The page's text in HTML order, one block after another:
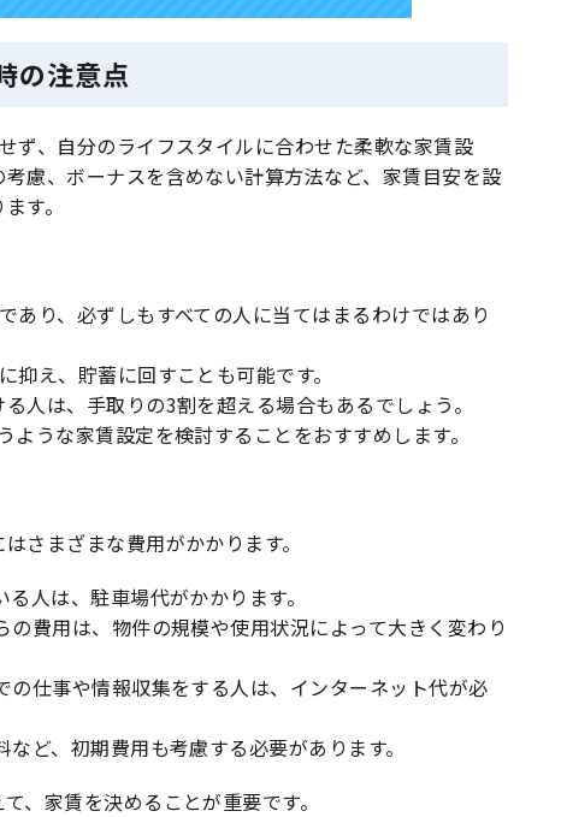
の注意点
ず、自分のライフスタイルに合わせた柔軟な家賃設
慮、ボーナスを含めない計算方法など、家賃目安を設
す。
あり、必ずしもすべての人に当てはまるわけではあり
え、貯蓄に回すことも可能です。
人は、手取りの3割を超える場合もあるでしょう。
うな家賃設定を検討することをおすすめします。
さまざまな費用がかかります。
人は、駐車場代がかかります。
の費用は、物件の規模や使用状況によって大きく変わり
の仕事や情報収集をする人は、インターネット代が必
ど、初期費用も考慮する必要があります。
、家賃を決めることが重要です。